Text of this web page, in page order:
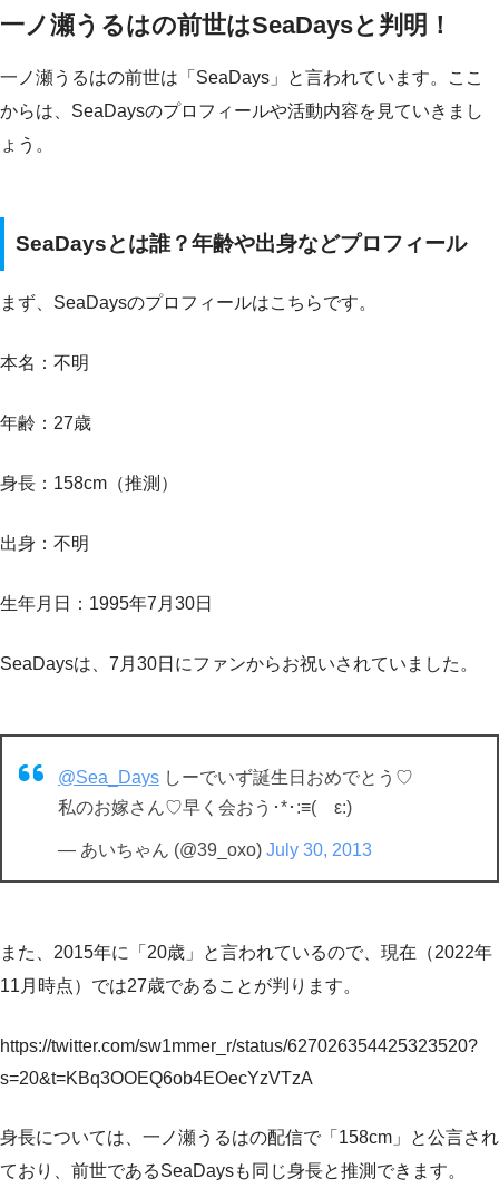
一ノ瀬うるはの前世はSeaDaysと判明！
一ノ瀬うるはの前世は「SeaDays」と言われています。ここ
からは、SeaDaysのプロフィールや活動内容を見ていきまし
ょう。
SeaDaysとは誰？年齢や出身などプロフィール
まず、SeaDaysのプロフィールはこちらです。
本名：不明
年齢：27歳
身長：158cm（推測）
出身：不明
生年月日：1995年7月30日
SeaDaysは、7月30日にファンからお祝いされていました。
@Sea_Days しーでいず誕生日おめでとう♡
私のお嫁さん♡早く会おう･*･:≡( ε:)
— あいちゃん (@39_oxo) July 30, 2013
また、2015年に「20歳」と言われているので、現在（2022年
11月時点）では27歳であることが判ります。
https://twitter.com/sw1mmer_r/status/627026354425323520?
s=20&t=KBq3OOEQ6ob4EOecYzVTzA
身長については、一ノ瀬うるはの配信で「158cm」と公言され
ており、前世であるSeaDaysも同じ身長と推測できます。